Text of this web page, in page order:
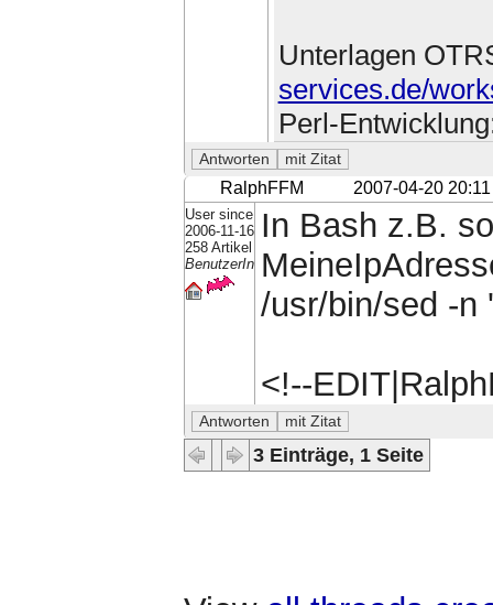
Unterlagen
services.de/
Perl-
RalphFFM 2007-04-20 20:11
User since
2006-11-16
258 Artikel
BenutzerIn
In Bash z.B.
/usr/bin/sed -n
<!--
3 Einträge, 1 Seite